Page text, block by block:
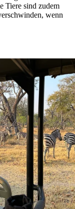
Tiere sind zudem
wenn